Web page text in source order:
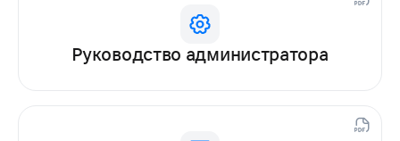
Руководство администратора